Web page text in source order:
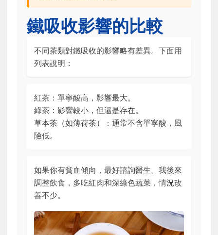
鐵吸收影響的比較
不同茶類對鐵吸收的影響略有差異。下面用
列表說明：
紅茶：單寧酸高，影響最大。
綠茶：影響較小，但還是存在。
草本茶（如薄荷茶）：通常不含單寧酸，風
險低。
如果你有貧血傾向，最好諮詢醫生。我後來
調整飲食，多吃紅肉和深綠色蔬菜，情況改
善不少。